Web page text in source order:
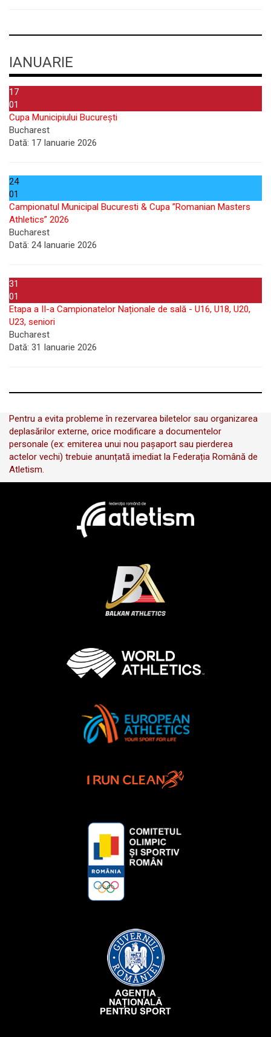
IANUARIE
17
01
Cupa Municipiului București
Bucharest
Dată: 17 Ianuarie 2026
24
01
Campionatul Municipal Bucuresti & Cupa ”Romanian Masters
Athletics” 2026
Bucharest
Dată: 24 Ianuarie 2026
31
01
Etapa a II-a Campionatelor Naționale de sală - U16, U18, U20,
U23, seniori
Bucharest
Dată: 31 Ianuarie 2026
Pentru a evita probleme în rezervarea biletelor sau organizarea
deplasărilor externe, orice modificare a documentelor
personale (ex: emiterea unui nou pașaport sau pierderea
actelor vechi) trebuie anunțată imediat la Federația Română de
Atletism.